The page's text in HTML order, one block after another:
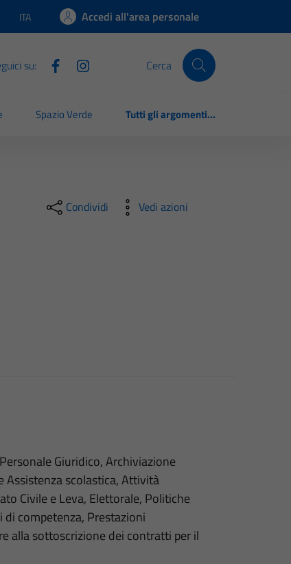
Lingua attiva:
ITA Accedi all'area personale
su: Cerca
Spazio Verde Tutti gli argomenti...
Condividi Vedi azioni
Giuridico, Archiviazione
scolastica, Attività
Civile e Leva, Elettorale, Politiche
di competenza, Prestazioni
alla sottoscrizione dei contratti per il